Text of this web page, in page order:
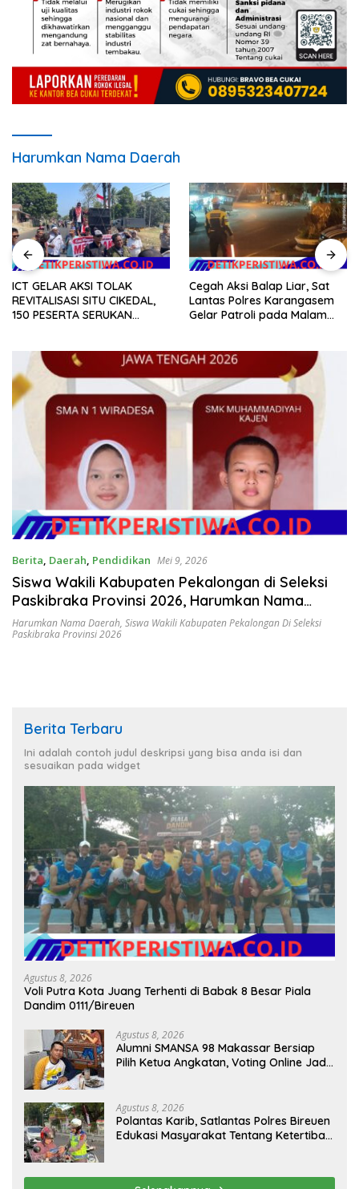
Harumkan Nama Daerah
ICT GELAR AKSI TOLAK
REVITALISASI SITU CIKEDAL,
150 PESERTA SERUKAN
Cegah Aksi Balap Liar, Sat
Lantas Polres Karangasem
Gelar Patroli pada Malam
Berita, Daerah, Pendidikan Mei 9, 2026
Siswa Wakili Kabupaten Pekalongan di Seleksi
Paskibraka Provinsi 2026, Harumkan Nama
Daerah
Harumkan Nama Daerah, Siswa Wakili Kabupaten Pekalongan Di Seleksi
Paskibraka Provinsi 2026
Berita Terbaru
Ini adalah contoh judul deskripsi yang bisa anda isi dan
sesuaikan pada widget
Agustus 8, 2026
Voli Putra Kota Juang Terhenti di Babak 8 Besar Piala
Dandim 0111/Bireuen
Agustus 8, 2026
Alumni SMANSA 98 Makassar Bersiap
Pilih Ketua Angkatan, Voting Online Jadi
Agustus 8, 2026
Polantas Karib, Satlantas Polres Bireuen
Edukasi Masyarakat Tentang Ketertiban